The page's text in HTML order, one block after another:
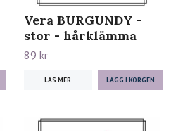
Vera BURGUNDY -
stor - hårklämma
89 kr
LÄS MER